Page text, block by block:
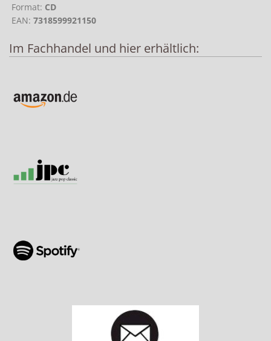
Format: CD
EAN: 7318599921150
Im Fachhandel und hier erhältlich: